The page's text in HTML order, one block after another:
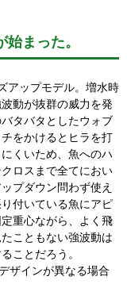
まった。
アップモデル。増水時
動が抜群の威力を発
タバタとしたウォブ
をかけるとヒラを打
くいため、魚へのハ
ロスまで全てにおい
プダウン問わず使え
付いている魚にアピ
重心ながら、よく飛
こともない強波動は
ことだろう。
ザインが異なる場合